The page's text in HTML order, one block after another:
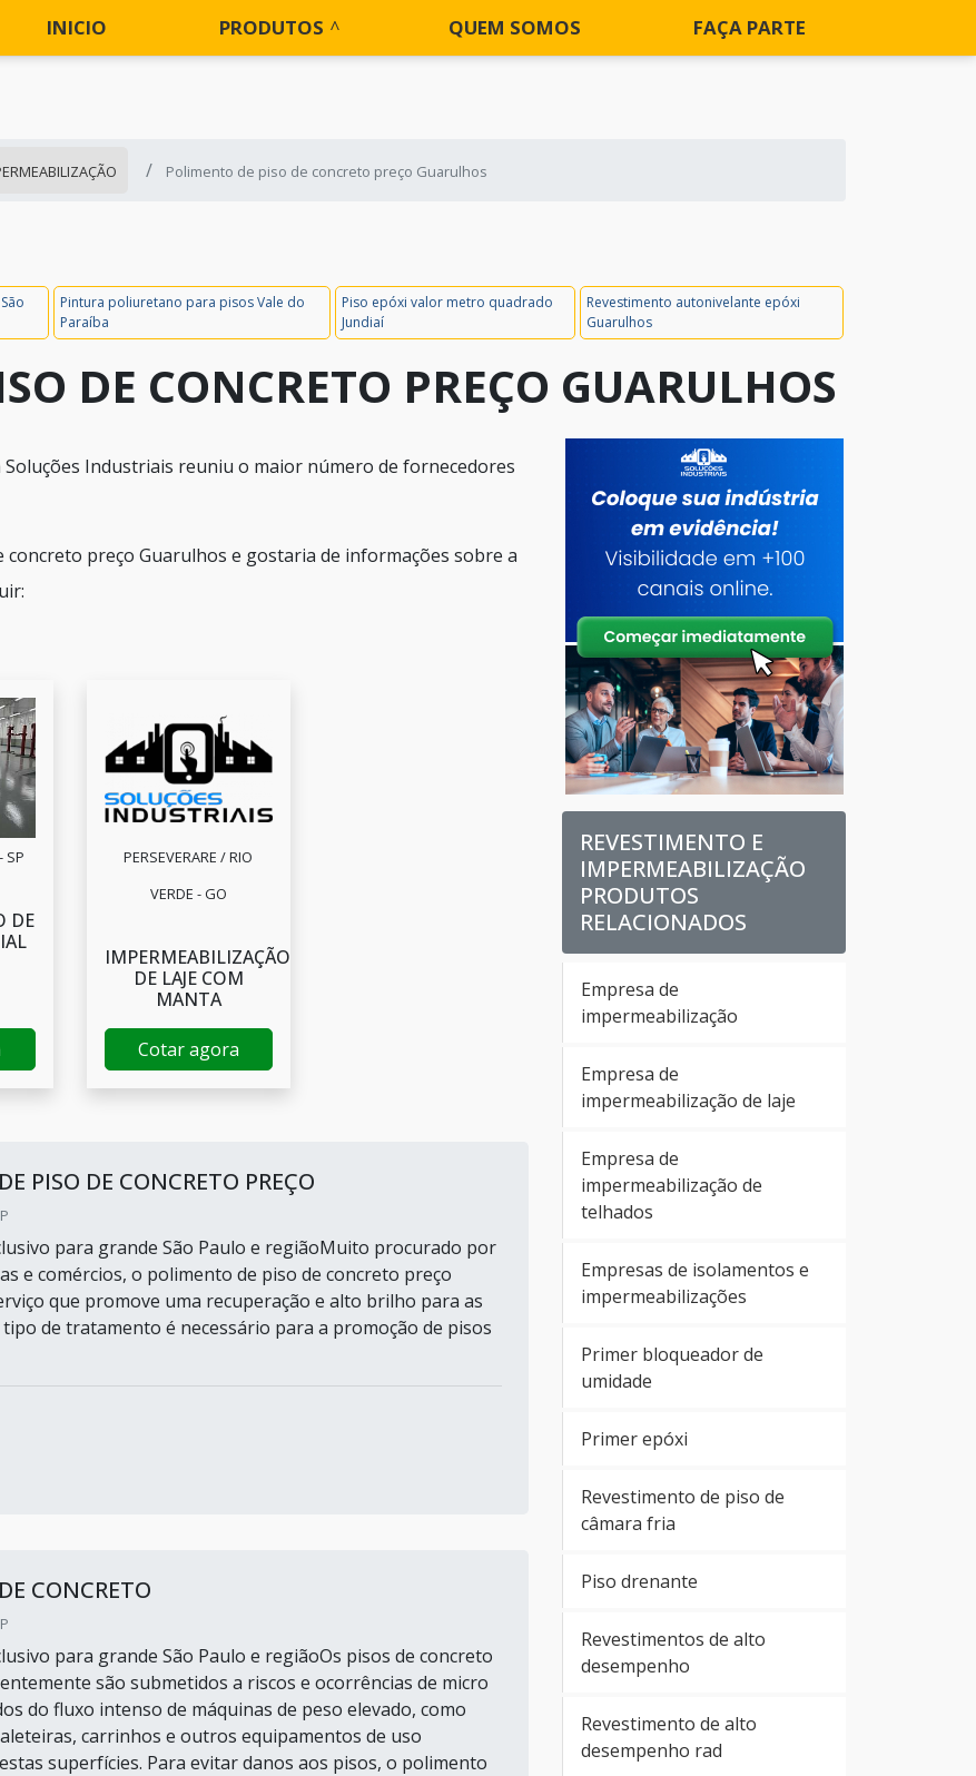
INICIO PRODUTOS QUEM SOMOS FAÇA PARTE
Polimento de piso de concreto preço Guarulhos
Pintura poliuretano para pisos Vale do
Paraíba
Piso epóxi valor metro quadrado
Jundiaí
Revestimento autonivelante epóxi
Guarulhos
DE CONCRETO PREÇO GUARULHOS
Industriais reuniu o maior número de fornecedores
preço Guarulhos e gostaria de informações sobre a
SP
DE
PERSEVERARE / RIO
VERDE - GO
IMPERMEABILIZAÇÃO
DE LAJE COM
MANTA
Cotar agora
PISO DE CONCRETO PREÇO
para grande São Paulo e regiãoMuito procurado por
e comércios, o polimento de piso de concreto preço
que promove uma recuperação e alto brilho para as
tipo de tratamento é necessário para a promoção de pisos
CONCRETO
para grande São Paulo e regiãoOs pisos de concreto
são submetidos a riscos e ocorrências de micro
do fluxo intenso de máquinas de peso elevado, como
carrinhos e outros equipamentos de uso
superfícies. Para evitar danos aos pisos, o polimento
REVESTIMENTO E
IMPERMEABILIZAÇÃO
PRODUTOS
RELACIONADOS
Empresa de
impermeabilização
Empresa de
impermeabilização de laje
Empresa de
impermeabilização de
telhados
Empresas de isolamentos e
impermeabilizações
Primer bloqueador de
umidade
Primer epóxi
Revestimento de piso de
câmara fria
Piso drenante
Revestimentos de alto
desempenho
Revestimento de alto
desempenho rad